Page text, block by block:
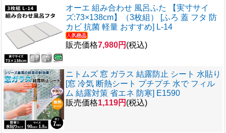
オーエ 組み合わせ 風呂ふた 【実寸サイ
ズ:73×138cm】（3枚組） [ふろ 蓋 フタ 防
カビ 抗菌 軽量 おすすめ] L-14
販売価格7,980円 (税込)
ニトムズ 窓 ガラス 結露防止 シート 水貼り
[窓 冷気 断熱シート プチプチ 水で フィル
ム 結露対策 省エネ 防寒] E1590
販売価格1,119円 (税込)